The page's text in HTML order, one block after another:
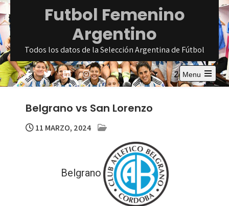
Skip
to
content
Futbol Femenino
Argentino
Todos los datos de la Selección Argentina de Fútbol
Menu
Open
Belgrano vs San Lorenzo
11 MARZO, 2024
Belgrano